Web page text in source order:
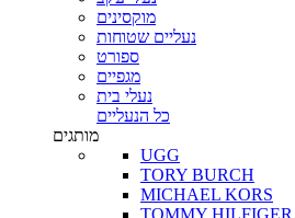
מוקסינים
נעליים שטוחות
ספורט
מגפיים
נעלי בית
כל הנעליים
מותגים
UGG
TORY BURCH
MICHAEL KORS
TOMMY HILFIGER